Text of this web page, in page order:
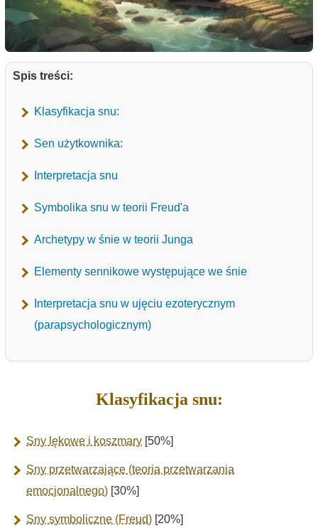
Spis treści:
Klasyfikacja snu:
Sen użytkownika:
Interpretacja snu
Symbolika snu w teorii Freud'a
Archetypy w śnie w teorii Junga
Elementy sennikowe występujące we śnie
Interpretacja snu w ujęciu ezoterycznym
(parapsychologicznym)
Klasyfikacja snu:
Sny lękowe i koszmary [50%]
Sny przetwarzające (teoria przetwarzania
emocjonalnego) [30%]
Sny symboliczne (Freud) [20%]